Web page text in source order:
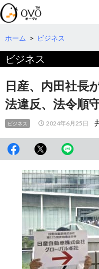
検
索
コ
テ
へ
ホーム > ビジネス
ビジネス
日産、内田社長
法違反、法令順
ビジネス 2024年6月25日